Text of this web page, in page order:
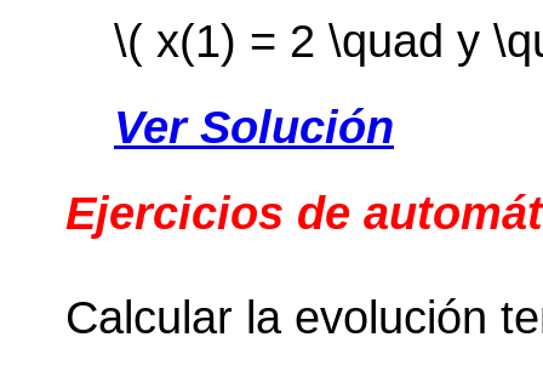
\( x(1) = 2 \quad y
Ver Solución
Ejercicios de
Calcular la evolución